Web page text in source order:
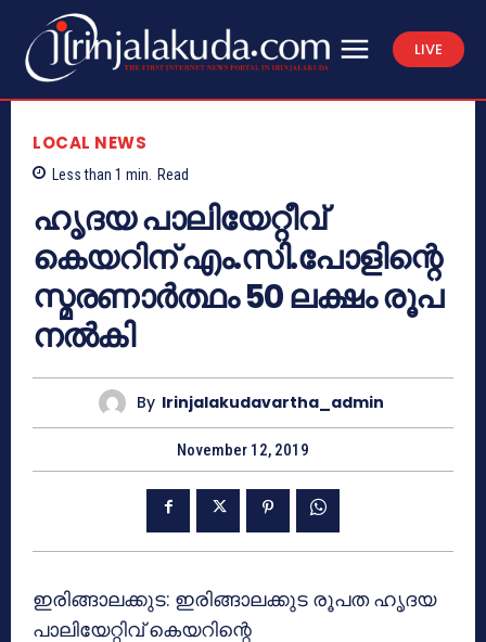
LIVE
LOCAL NEWS
Less than 1 min. Read
ഹൃദയ പാലിയേറ്റീവ്
കെയറിന് എം.സി.പോളിന്റെ
സ്മരണാര്‍ത്ഥം 50 ലക്ഷം രൂപ
നല്‍കി
By Irinjalakudavartha_admin
November 12, 2019
ഇരിങ്ങാലക്കുട: ഇരിങ്ങാലക്കുട രൂപത ഹൃദയ
പാലിയേറ്റിവ് കെയറിന്റെ